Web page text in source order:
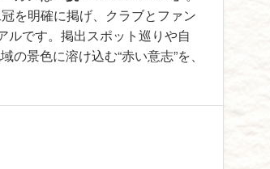
を明確に掲げ、クラブとファン
ルです。掲出スポット巡りや自
景色に溶け込む“赤い意志”を、